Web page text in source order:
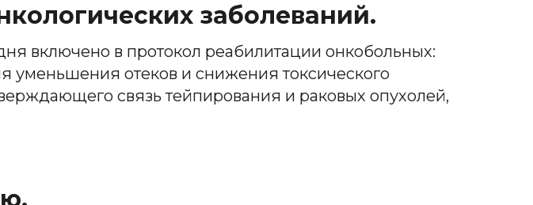
заболеваний.
включено в протокол реабилитации онкобольных:
отеков и снижения токсического
связь тейпирования и раковых опухолей,